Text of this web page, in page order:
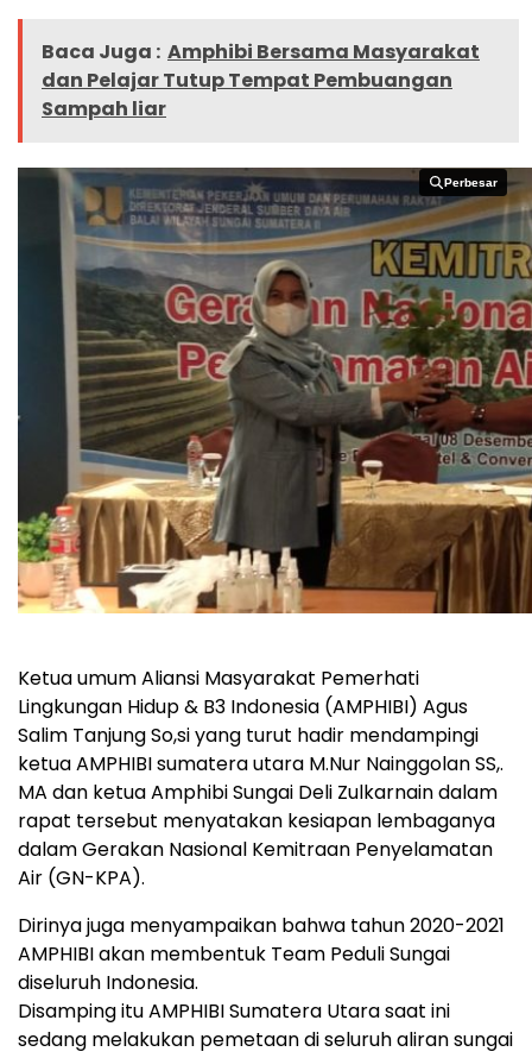
Baca Juga : Amphibi Bersama Masyarakat
dan Pelajar Tutup Tempat Pembuangan
Sampah liar
Perbesar
Perbesar
Ketua umum Aliansi Masyarakat Pemerhati
Lingkungan Hidup & B3 Indonesia (AMPHIBI) Agus
Salim Tanjung So,si yang turut hadir mendampingi
ketua AMPHIBI sumatera utara M.Nur Nainggolan SS,.
MA dan ketua Amphibi Sungai Deli Zulkarnain dalam
rapat tersebut menyatakan kesiapan lembaganya
dalam Gerakan Nasional Kemitraan Penyelamatan
Air (GN-KPA).
Dirinya juga menyampaikan bahwa tahun 2020-2021
AMPHIBI akan membentuk Team Peduli Sungai
diseluruh Indonesia.
Disamping itu AMPHIBI Sumatera Utara saat ini
sedang melakukan pemetaan di seluruh aliran sungai